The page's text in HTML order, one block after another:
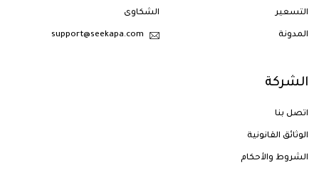
التسعير
المدونة
الشكاوى
support@seekapa.com
الشركة
اتصل بنا
الوثائق القانونية
الشروط والأحكام